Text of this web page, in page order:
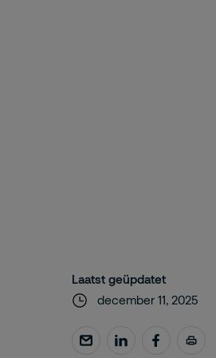
Laatst geüpdatet
december 11, 2025